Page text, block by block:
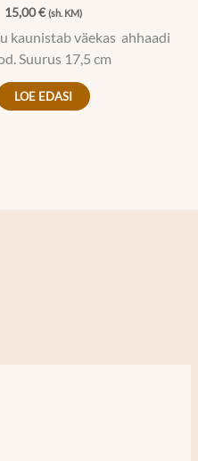
15,00€ (sh. KM)
kaunistab väekas ahhaadi
Suurus 17,5 cm
LOE EDASI